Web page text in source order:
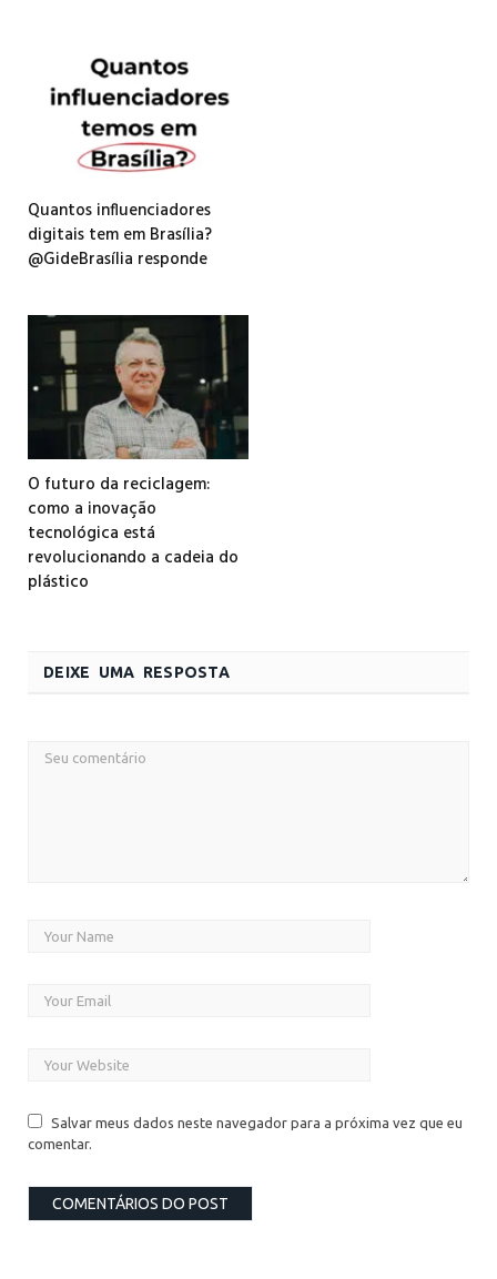
Quantos influenciadores
digitais tem em Brasília?
@GideBrasília responde
O futuro da reciclagem:
como a inovação
tecnológica está
revolucionando a cadeia do
plástico
DEIXE UMA RESPOSTA
Salvar meus dados neste navegador para a próxima vez que eu
comentar.